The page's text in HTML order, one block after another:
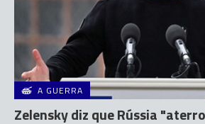
A GUERRA
Zelensky diz que Rússia